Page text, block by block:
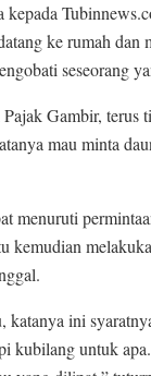
ke rumah dan
seseorang
Gambir, terus
mau minta
menuruti
kemudian
katanya ini
kubilang untuk